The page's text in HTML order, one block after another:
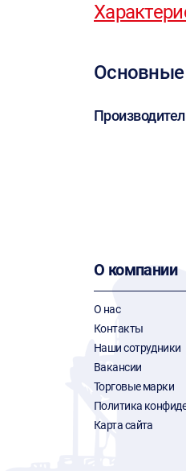
Основные
О компании
О нас
Контакты
Наши сотрудники
Вакансии
Торговые марки
Политика
Карта сайта